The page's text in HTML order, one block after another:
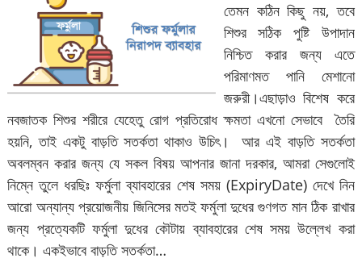
তেমন কঠিন কিছু নয়, তবে
শিশুর সঠিক পুষ্টি উপাদান
নিশ্চিত করার জন্য এতে
পরিমাণমত পানি মেশানো
জরুরী।এছাড়াও বিশেষ করে
নবজাতক শিশুর শরীরে যেহেতু রোগ প্রতিরোধ ক্ষমতা এখনো সেভাবে তৈরি
হয়নি, তাই একটু বাড়তি সতর্কতা থাকাও উচিৎ। আর এই বাড়তি সতর্কতা
অবলম্বন করার জন্য যে সকল বিষয় আপনার জানা দরকার, আমরা সেগুলোই
নিম্নে তুলে ধরছিঃ ফর্মুলা ব্যাবহারের শেষ সময় (ExpiryDate) দেখে নিন
আরো অন্যান্য প্রয়োজনীয় জিনিসের মতই ফর্মুলা দুধের গুণগত মান ঠিক রাখার
জন্য প্রত্যেকটি ফর্মুলা দুধের কৌটায় ব্যাবহারের শেষ সময় উল্লেখ করা
থাকে। একইভাবে বাড়তি সতর্কতা…